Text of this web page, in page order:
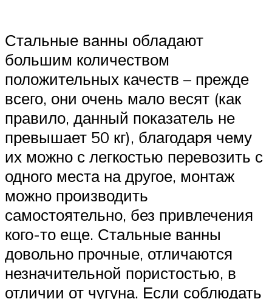
Стальные ванны обладают
большим количеством
положительных качеств – прежде
всего, они очень мало весят (как
правило, данный показатель не
превышает 50 кг), благодаря чему
их можно с легкостью перевозить с
одного места на другое, монтаж
можно производить
самостоятельно, без привлечения
кого-то еще. Стальные ванны
довольно прочные, отличаются
незначительной пористостью, в
отличии от чугуна. Если соблюдать